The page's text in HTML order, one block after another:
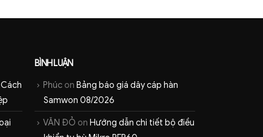
BÌNH LUẬN
Phúc on Bảng báo giá dây cáp hàn
Samwon 08/2026
VĂN ĐỎ on Hướng dẫn chi tiết bộ điều